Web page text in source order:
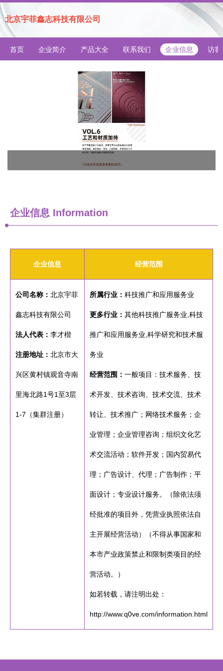
北京宇菲鑫志科技有限公司
首页 企业简介 产品大全 联系我们 企业信息 访客
企业信息 Information
企业信息 经营范围
公司名称： 北京宇菲
鑫志科技有限公司
法人代表： 李才楷
注册地址： 北京市大
兴区黄村镇观音寺南
里海北路1号1至3层
1-7（集群注册）
所属行业： 科技推广和应用服务业
更多行业： 其他科技推广服务业,科技
推广和应用服务业,科学研究和技术服
务业
经营范围： 一般项目：技术服务、技
术开发、技术咨询、技术交流、技术
转让、技术推广；网络技术服务；企
业管理；企业管理咨询；组织文化艺
术交流活动；软件开发；国内贸易代
理；广告设计、代理；广告制作；平
面设计；专业设计服务。（除依法须
经批准的项目外，凭营业执照依法自
主开展经营活动）（不得从事国家和
本市产业政策禁止和限制类项目的经
营活动。）
如若转载，请注明出处：
http://www.q0ve.com/information.html